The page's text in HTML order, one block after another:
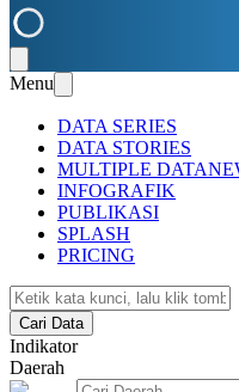
Menu
DATA SERIES
DATA STORIES
MULTIPLE DATA
INFOGRAFIK
PUBLIKASI
SPLASH
PRICING
Cari Data
Indikator
Daerah